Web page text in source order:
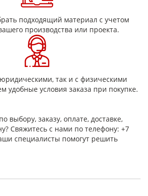
подходящий материал с учетом
производства или проекта.
так и с физическими
удобные условия заказа при покупке.
выбору, заказу, оплате, доставке,
Свяжитесь с нами по телефону: +7
специалисты помогут решить